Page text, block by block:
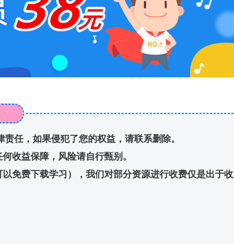
任，如果侵犯了您的权益，请联系删除。
收益保障，风险请自行甄别。
免费下载学习），我们对部分资源进行收费仅是出于收